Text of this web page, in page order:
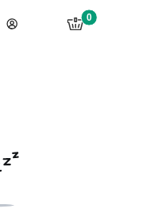
Zaloguj się
Produkty w
Koszyk